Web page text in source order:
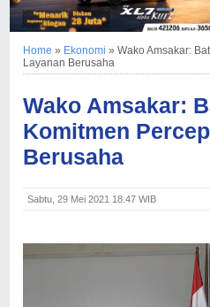
Home » Ekonomi »Wako Amsakar:
Layanan Berusaha
Wako Amsakar:
Komitmen
Berusaha
Sabtu, 29 Mei 2021 18.47 WIB